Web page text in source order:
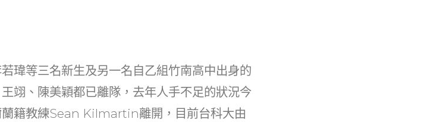
瑋等三名新生及另一名自乙組竹南高中出身的
翊、陳美穎都已離隊，去年人手不足的狀況今
蘭籍教練Sean Kilmartin離開，目前台科大由